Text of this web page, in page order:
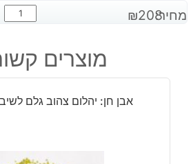
מחיר: ₪208
כמות
של
מלוטש
לשיבוץ
קבושון
קרט
מוצרים
אבן חן: יהלום צהוב גלם